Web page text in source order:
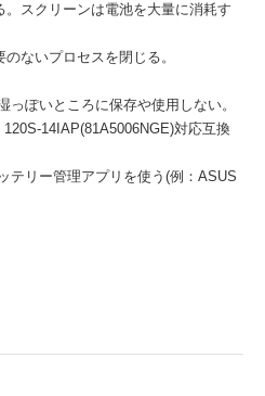
スクリーンは電池を大量に消耗す
ないプロセスを閉じる。
ぽいところに保存や使用しない。
120S-14IAP(81A5006NGE)対応互換
テリー管理アプリを使う(例：ASUS